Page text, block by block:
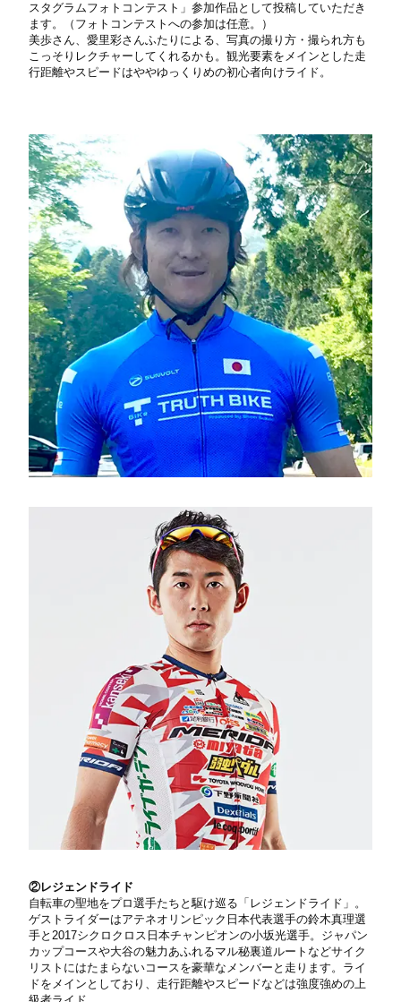
スタグラムフォトコンテスト」参加作品として投稿していただき
ます。（フォトコンテストへの参加は任意。）
美歩さん、愛里彩さんふたりによる、写真の撮り方・撮られ方も
こっそりレクチャーしてくれるかも。観光要素をメインとした走
行距離やスピードはややゆっくりめの初心者向けライド。
②レジェンドライド
自転車の聖地をプロ選手たちと駆け巡る「レジェンドライド」。
ゲストライダーはアテネオリンピック日本代表選手の鈴木真理選
手と2017シクロクロス日本チャンピオンの小坂光選手。ジャパン
カップコースや大谷の魅力あふれるマル秘裏道ルートなどサイク
リストにはたまらないコースを豪華なメンバーと走ります。ライ
ドをメインとしており、走行距離やスピードなどは強度強めの上